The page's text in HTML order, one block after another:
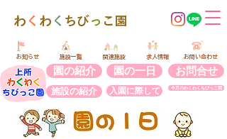
​わ く わ く ちびっ こ園
​お知らせ ​施設一覧 ​関連施設 ​求人情報 ​お問い合わせ
園の紹介
施設の紹介
園の一日
入園に際して
お問合せ
今月のわくわくちびっこ園